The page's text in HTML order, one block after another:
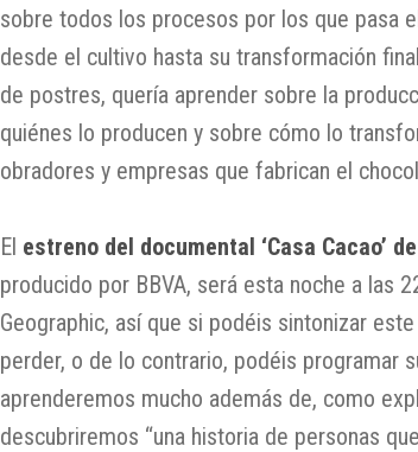
sobre todos los procesos por los que pasa
desde el cultivo hasta su transformación
de postres, quería aprender sobre la
quiénes lo producen y sobre cómo lo
obradores y empresas que fabrican el
El estreno del documental ‘Casa Cacao’
producido por BBVA, será esta noche a las
Geographic, así que si podéis sintonizar
perder, o de lo contrario, podéis programar
aprenderemos mucho además de, como
descubriremos “una historia de personas